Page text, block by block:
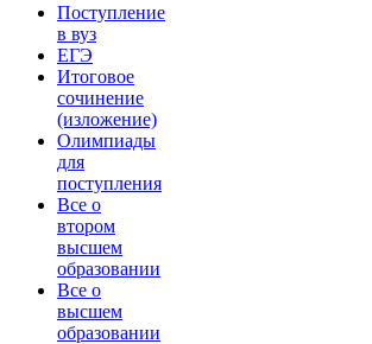
Поступление
в вуз
ЕГЭ
Итоговое
сочинение
(изложение)
Олимпиады
для
поступления
Все о
втором
высшем
образовании
Все о
высшем
образовании